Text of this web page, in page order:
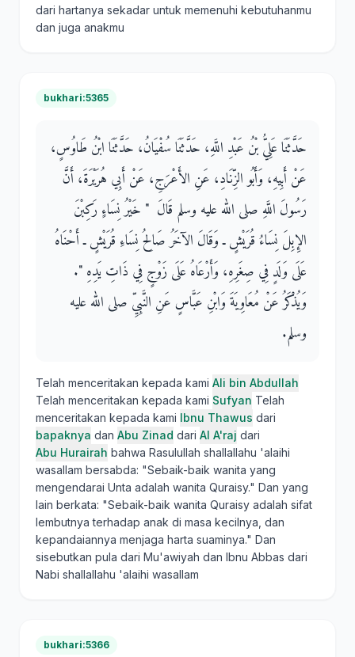
dari hartanya sekadar untuk memenuhi kebutuhanmu
dan juga anakmu
bukhari:5365
حَدَّثَنَا عَلِيُّ بْنُ عَبْدِ اللَّهِ، حَدَّثَنَا سُفْيَانُ، حَدَّثَنَا ابْنُ طَاوُسٍ،
عَنْ أَبِيهِ، وَأَبُو الزِّنَادِ، عَنِ الأَعْرَجِ، عَنْ أَبِي هُرَيْرَةَ، أَنَّ
رَسُولَ اللَّهِ صلى الله عليه وسلم قَالَ ‏ "‏ خَيْرُ نِسَاءٍ رَكِبْنَ
الإِبِلَ نِسَاءُ قُرَيْشٍ ـ وَقَالَ الآخَرُ صَالِحُ نِسَاءِ قُرَيْشٍ ـ أَحْنَاهُ
عَلَى وَلَدٍ فِي صِغَرِهِ، وَأَرْعَاهُ عَلَى زَوْجٍ فِي ذَاتِ يَدِهِ ‏"‏‏.‏
وَيُذْكَرُ عَنْ مُعَاوِيَةَ وَابْنِ عَبَّاسٍ عَنِ النَّبِيِّ صلى الله عليه
وسلم‏.‏
Telah menceritakan kepada kami Ali bin Abdullah
Telah menceritakan kepada kami Sufyan Telah
menceritakan kepada kami Ibnu Thawus dari
bapaknya dan Abu Zinad dari Al A'raj dari
Abu Hurairah bahwa Rasulullah shallallahu 'alaihi
wasallam bersabda: "Sebaik-baik wanita yang
mengendarai Unta adalah wanita Quraisy." Dan yang
lain berkata: "Sebaik-baik wanita Quraisy adalah sifat
lembutnya terhadap anak di masa kecilnya, dan
kepandaiannya menjaga harta suaminya." Dan
sisebutkan pula dari Mu'awiyah dan Ibnu Abbas dari
Nabi shallallahu 'alaihi wasallam
bukhari:5366